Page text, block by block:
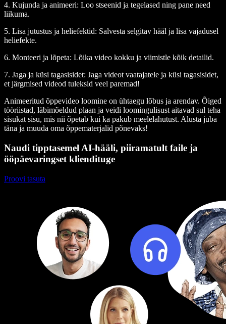
4. Kujunda ja animeeri: Loo stseenid ja tegelased ning pane need
liikuma.
5. Lisa jutustus ja heliefektid: Salvesta selgitav hääl ja lisa vajadusel
heliefekte.
6. Monteeri ja lõpeta: Lõika video kokku ja viimist­le kõik detailid.
7. Jaga ja küsi tagasisidet: Jaga videot vaatajatele ja küsi tagasisidet,
et järgmised videod tuleksid veel paremad!
Animeeritud õppevideo loomine on ühtaegu lõbus ja arendav. Õiged
tööriistad, läbimõeldud plaan ja veidi loomingulisust aitavad sul teha
sisukat sisu, mis nii õpetab kui ka pakub meelelahutust. Alusta juba
täna ja muuda oma õppematerjalid põnevaks!
Naudi tipptasemel AI-hääli, piiramatult faile ja
ööpäevaringset kliendituge
Proovi tasuta